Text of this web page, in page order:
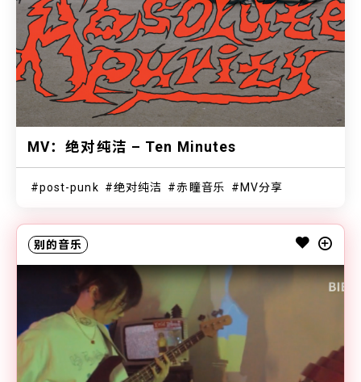
MV：绝对纯洁 – Ten Minutes
post-punk 绝对纯洁 赤瞳音乐 MV分享
别的音乐